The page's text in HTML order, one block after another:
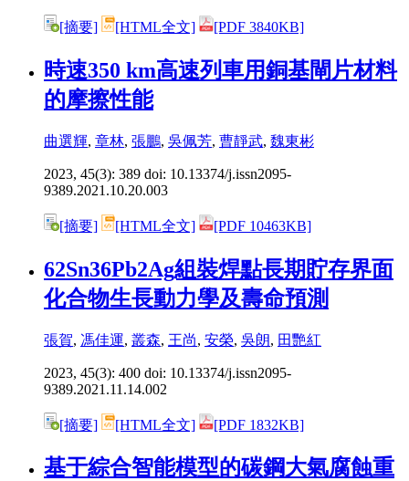
[摘要] [HTML全文] [PDF 3840KB]
時速350 km高速列車用銅基閘片材料
的摩擦性能
曲選輝, 章林, 張鵬, 吳佩芳, 曹靜武, 魏東彬
2023, 45(3): 389 doi: 10.13374/j.issn2095-
9389.2021.10.20.003
[摘要] [HTML全文] [PDF 10463KB]
62Sn36Pb2Ag組裝焊點長期貯存界面
化合物生長動力學及壽命預測
張賀, 馮佳運, 叢森, 王尚, 安榮, 吳朗, 田艷紅
2023, 45(3): 400 doi: 10.13374/j.issn2095-
9389.2021.11.14.002
[摘要] [HTML全文] [PDF 1832KB]
基于綜合智能模型的碳鋼大氣腐蝕重